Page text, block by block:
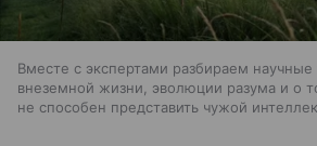
Вместе с экспертами разбираем
внеземной жизни, эволюции разума и о
не способен представить чужой